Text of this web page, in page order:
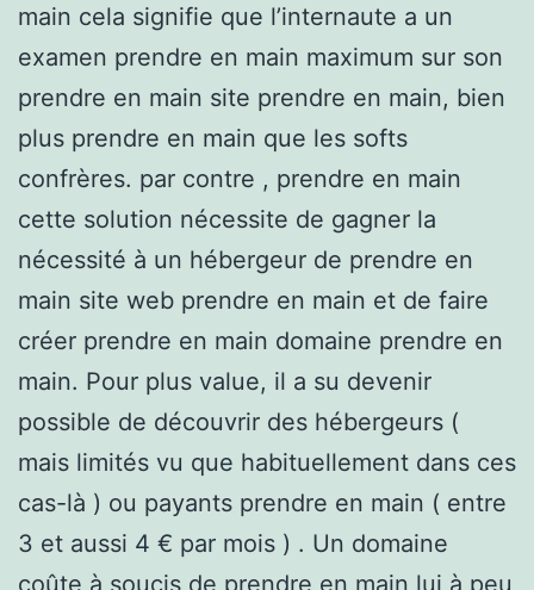
main cela signifie que l’internaute a un
examen prendre en main maximum sur son
prendre en main site prendre en main, bien
plus prendre en main que les softs
confrères. par contre , prendre en main
cette solution nécessite de gagner la
nécessité à un hébergeur de prendre en
main site web prendre en main et de faire
créer prendre en main domaine prendre en
main. Pour plus value, il a su devenir
possible de découvrir des hébergeurs (
mais limités vu que habituellement dans ces
cas-là ) ou payants prendre en main ( entre
3 et aussi 4 € par mois ) . Un domaine
coûte à soucis de prendre en main lui à peu